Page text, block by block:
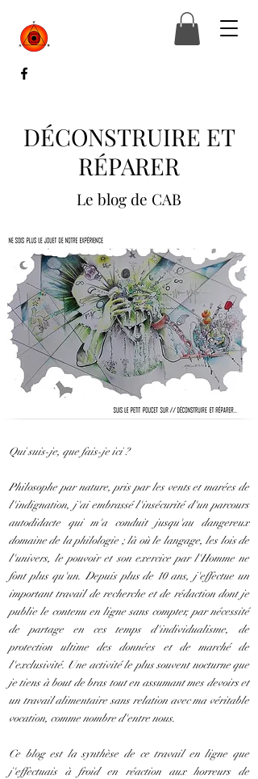
DÉCONSTRUIRE ET
RÉPARER
Le blog de CAB
Qui suis-je, que fais-je ici ?
Philosophe par nature, pris par les vents et marées de
l'indignation, j'ai embrassé l'insécurité d'un parcours
autodidacte qui m'a conduit jusqu'au dangereux
domaine de la philologie ; là où le langage, les lois de
l'univers, le pouvoir et son exercice par l'Homme ne
font plus qu'un. Depuis plus de 10 ans, j'effectue un
important travail de recherche et de rédaction dont je
publie le contenu en ligne sans compter, par nécessité
de partage en ces temps d'individualisme, de
protection ultime des données et de marché de
l'exclusivité. Une activité le plus souvent nocturne que
je tiens à bout de bras tout en assumant mes devoirs et
un travail alimentaire sans relation avec ma véritable
vocation, comme nombre d'entre nous.
Ce blog est la synthèse de ce travail en ligne que
j'effectuais à froid en réaction aux horreurs de